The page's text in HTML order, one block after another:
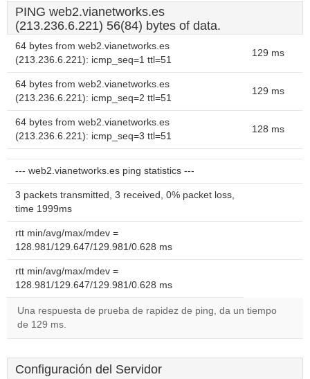
PING web2.vianetworks.es
(213.236.6.221) 56(84) bytes of data.
64 bytes from web2.vianetworks.es
(213.236.6.221): icmp_seq=1 ttl=51
129 ms
64 bytes from web2.vianetworks.es
(213.236.6.221): icmp_seq=2 ttl=51
129 ms
64 bytes from web2.vianetworks.es
(213.236.6.221): icmp_seq=3 ttl=51
128 ms
--- web2.vianetworks.es ping statistics ---
3 packets transmitted, 3 received, 0% packet loss,
time 1999ms
rtt min/avg/max/mdev =
128.981/129.647/129.981/0.628 ms
rtt min/avg/max/mdev =
128.981/129.647/129.981/0.628 ms
Una respuesta de prueba de rapidez de ping, da un tiempo
de 129 ms.
Configuración del Servidor